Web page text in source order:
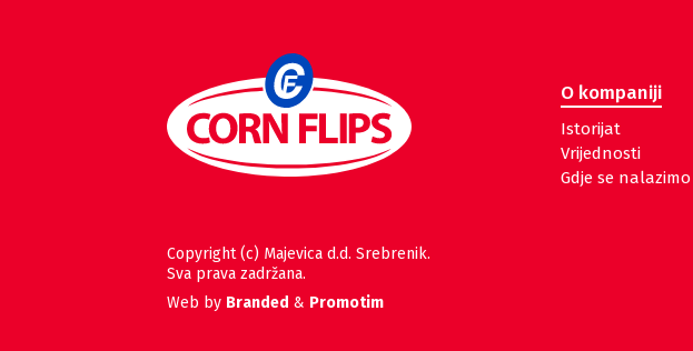
O kompaniji
Istorijat
Vrijednosti
Gdje se nalazimo
Copyright (c) Majevica d.d. Srebrenik.
Sva prava zadržana.
Web by Branded & Promotim